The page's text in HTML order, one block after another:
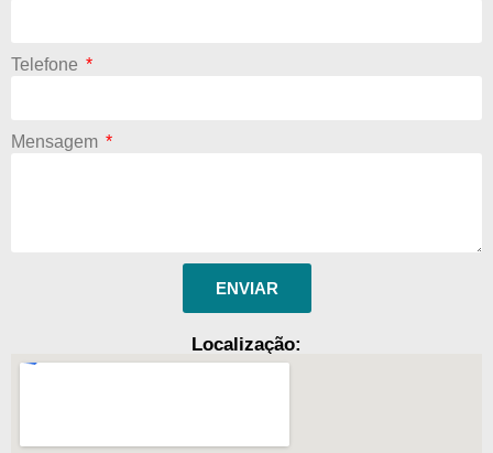
Telefone
Mensagem
ENVIAR
Localização: